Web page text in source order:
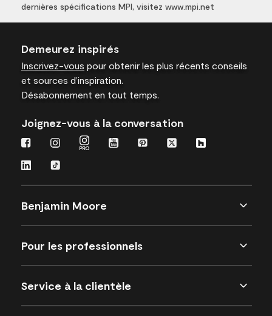
dernières spécifications MPI, visitez www.mpi.net
Demeurez inspirés
Inscrivez-vous pour obtenir les plus récents conseils
et sources d’inspiration.
Désabonnement en tout temps.
Joignez-vous à la conversation
Benjamin Moore
Pour les professionnels
Service à la clientèle